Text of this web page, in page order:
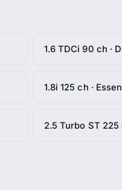
1.6 TDCi 90 ch ·
1.8i 125 ch ·
2.5 Turbo ST 225